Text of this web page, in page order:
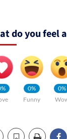
do you feel
0%
Funny
0%